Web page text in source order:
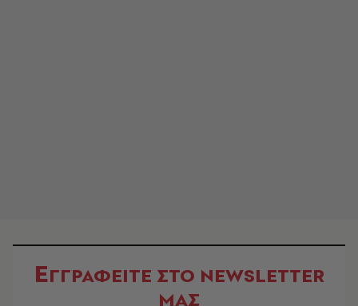
ΕΓΓΡΑΦΕΙΤΕ ΣΤΟ NEWSLETTER
ΜΑΣ